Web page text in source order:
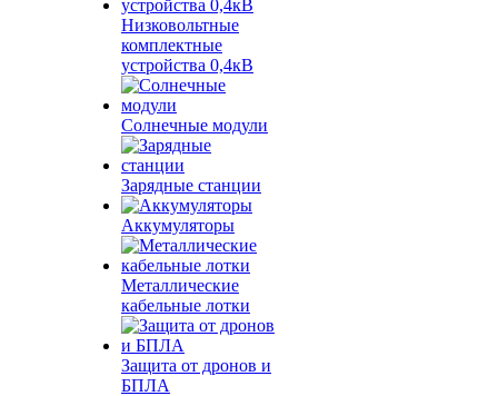
Низковольтные
комплектные
устройства 0,4кВ
Солнечные модули
Зарядные станции
Аккумуляторы
Металлические
кабельные лотки
Защита от дронов и
БПЛА